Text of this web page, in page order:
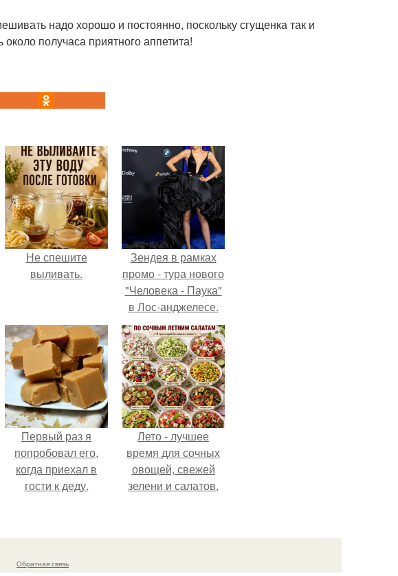
надо хорошо и постоянно, поскольку сгущенка так и
получаса приятного аппетита!
Не спешите
выливать.
Зендея в рамках
промо - тура нового
"Человека - Паука"
в Лос-анджелесе.
Первый раз я
попробовал его,
когда приехал в
гости к деду.
Лето - лучшее
время для сочных
овощей, свежей
зелени и салатов,
несколько минут.
Обратная связь